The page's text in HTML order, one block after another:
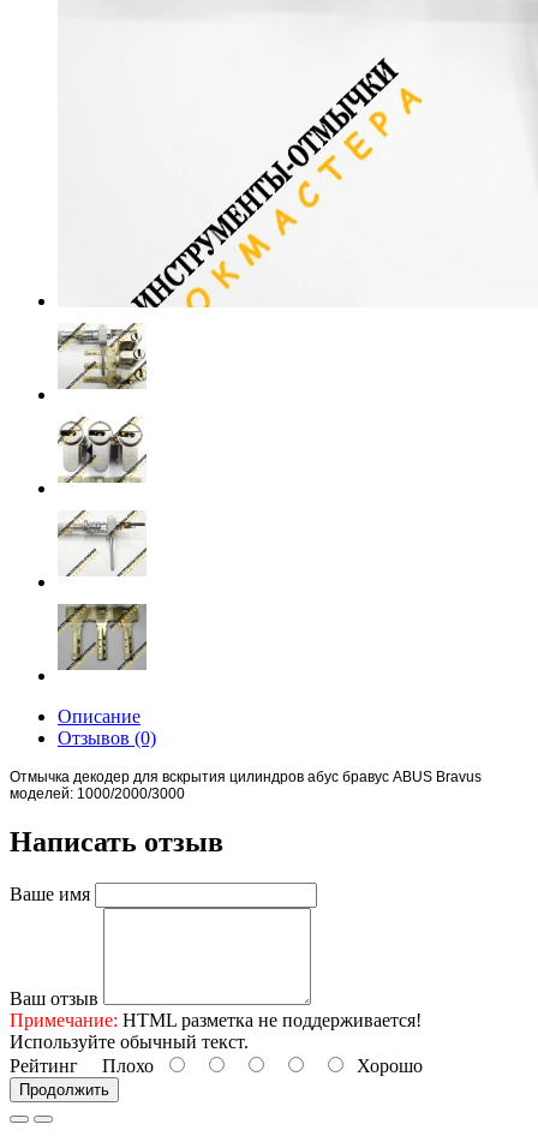
Описание
Отзывов (0)
Отмычка декодер для вскрытия цилиндров абус бравус ABUS Bravus
моделей: 1000/2000/3000
Написать отзыв
Ваше имя
Ваш отзыв
Примечание: HTML разметка не поддерживается!
Используйте обычный текст.
Рейтинг Плохо Хорошо
Продолжить